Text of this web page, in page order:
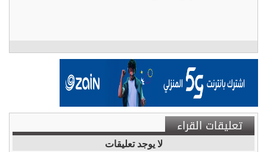
تعليقات القراء
لا يوجد تعليقات